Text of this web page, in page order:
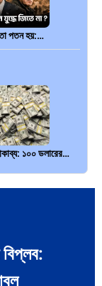
পতন হয়:…
১০০ ডলারের…
রিপোর্ট: ক্রীড়া উৎসবে…
বিপ্লব: